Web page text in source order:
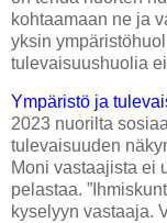
kohtaamaan ne ja
yksin
tulevaisuushuolia
Ympäristö ja
2023 nuorilta
tulevaisuuden
Moni vastaajista ei
pelastaa.
kyselyyn vastaaja.